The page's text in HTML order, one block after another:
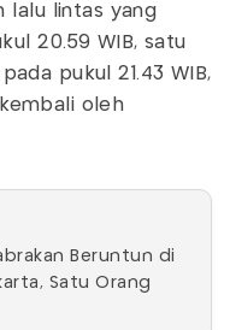
lalu lintas yang
20.59 WIB, satu
pukul 21.43 WIB,
oleh
Beruntun di
Satu Orang